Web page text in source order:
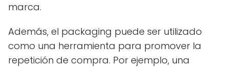
marca.
Además, el packaging puede ser utilizado
como una herramienta para promover la
repetición de compra. Por ejemplo, una